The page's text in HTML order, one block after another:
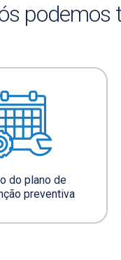
podemos
do plano de
preventiva